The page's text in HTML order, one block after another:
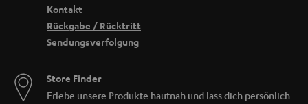
Kontakt
Rückgabe / Rücktritt
Sendungsverfolgung
Store Finder
Erlebe unsere Produkte hautnah und lass dich persönlich